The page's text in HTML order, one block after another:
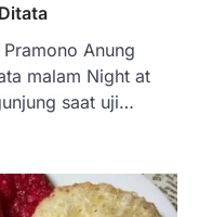
Anung
malam Night at
saat uji…